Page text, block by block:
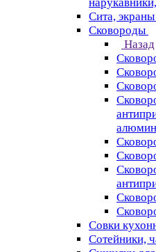
Сита,
Сковороды
Назад
Совки
Сотейники,